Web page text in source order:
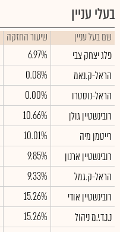
בעלי עניין
שם בעל עניין שיעור החזקה
פלג יצחק צבי
6.97%
הראל-ק.נאמ
0.08%
הראל-נוסטרו
0.00%
רובינשטיין גולן
10.66%
רייטמן מיה
10.01%
רובינשטיין ארנון
9.85%
הראל-ק.גמל
9.33%
רובינשטיין אודי
15.26%
נ.נ.ד.י.מ ניהול
15.26%